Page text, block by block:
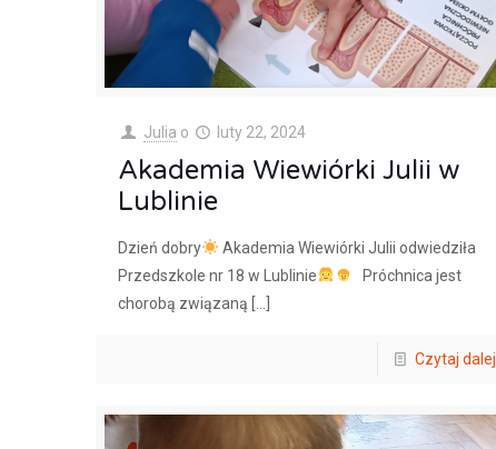
Julia o luty 22, 2024
Akademia Wiewiórki Julii w
Lublinie
Dzień dobry
Akademia Wiewiórki Julii odwiedziła
Przedszkole nr 18 w Lublinie
Próchnica jest
chorobą związaną
Czytaj dalej